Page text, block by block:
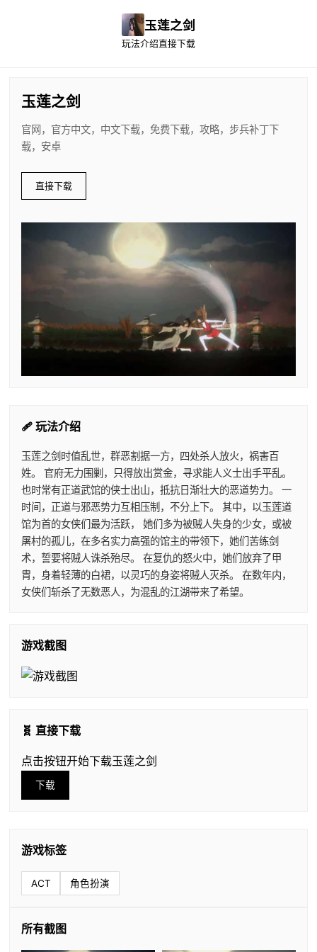
玉莲之剑
玩法介绍直接下载
玉莲之剑
官网，官方中文，中文下载，免费下载，攻略，步兵补丁下
载，安卓
直接下载
🩹 玩法介绍
玉莲之剑时值乱世，群恶割据一方，四处杀人放火，祸害百
姓。 官府无力围剿，只得放出赏金，寻求能人义士出手平乱。
也时常有正道武馆的侠士出山，抵抗日渐壮大的恶道势力。 一
时间，正道与邪恶势力互相压制，不分上下。 其中，以玉莲道
馆为首的女侠们最为活跃， 她们多为被贼人失身的少女，或被
屠村的孤儿，在多名实力高强的馆主的带领下，她们苦练剑
术，誓要将贼人诛杀殆尽。 在复仇的怒火中，她们放弃了甲
胄，身着轻薄的白裙，以灵巧的身姿将贼人灭杀。 在数年内，
女侠们斩杀了无数恶人，为混乱的江湖带来了希望。
游戏截图
🧬 直接下载
点击按钮开始下载玉莲之剑
下载
游戏标签
ACT 角色扮演
所有截图